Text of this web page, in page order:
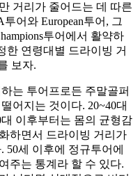
거리가 줄어드는 데 따른
어와 European투어, 그
투어에서 활약하
한 연령대별 드라이빙 거
보자.
는 투어프로든 주말골퍼
어지는 것이다. 20~40대
이후부터는 몸의 균형감
하면서 드라이빙 거리가
50세 이후에 정규투어에
주는 통계라 할 수 있다.